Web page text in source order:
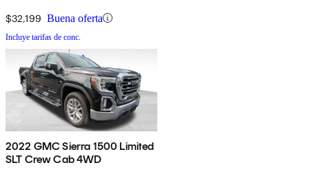
$32,199 Buena oferta
Incluye tarifas de conc.
2022 GMC Sierra 1500 Limited
SLT Crew Cab 4WD